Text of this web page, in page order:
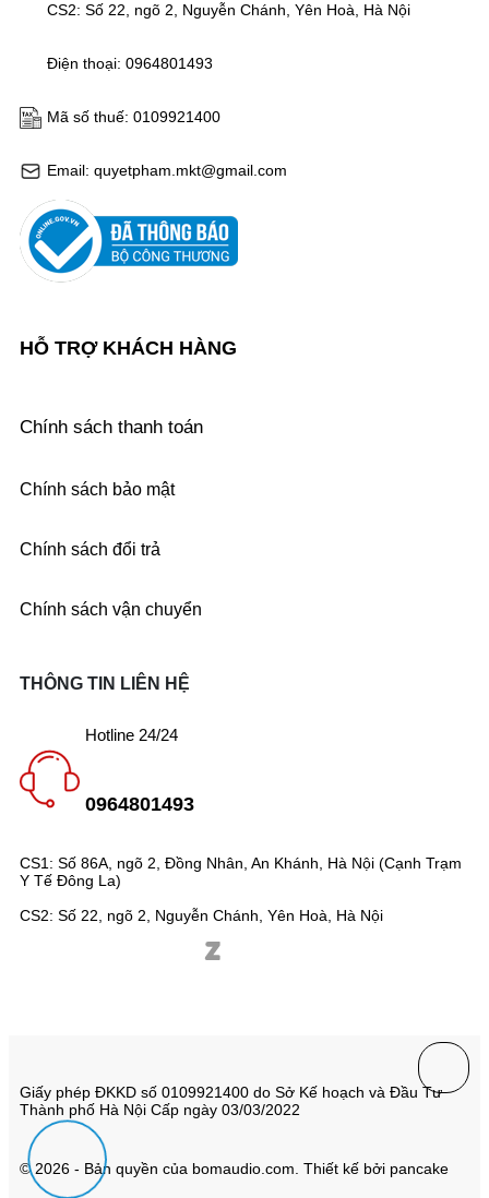
Email: quyetpham.mkt@gmail.com
Mã số thuế: 0109921400
Điện thoại: 0964801493
CS2: Số 22, ngõ 2, Nguyễn Chánh, Yên Hoà, Hà Nội
HỖ TRỢ KHÁCH HÀNG
Chính sách thanh toán
Chính sách bảo mật
Chính sách đổi trả
Chính sách vận chuyển
CS1: Số 86A, ngõ 2, Đồng Nhân, An Khánh, Hà Nội (Cạnh Trạm
Y Tế Đông La)
CS2: Số 22, ngõ 2, Nguyễn Chánh, Yên Hoà, Hà Nội
THÔNG TIN LIÊN HỆ
Hotline 24/24
0964801493
Giấy phép ĐKKD số 0109921400 do Sở Kế hoạch và Đầu Tư
Thành phố Hà Nội Cấp ngày 03/03/2022
© 2026 - Bản quyền của bomaudio.com. Thiết kế bởi pancake